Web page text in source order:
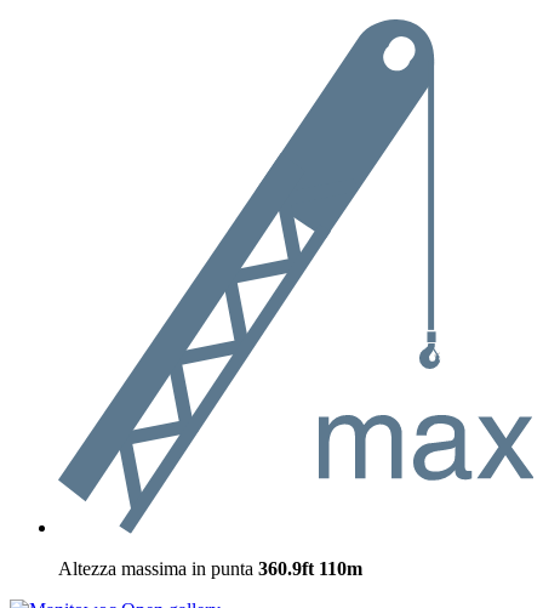
Altezza massima in punta 360.9ft 110m